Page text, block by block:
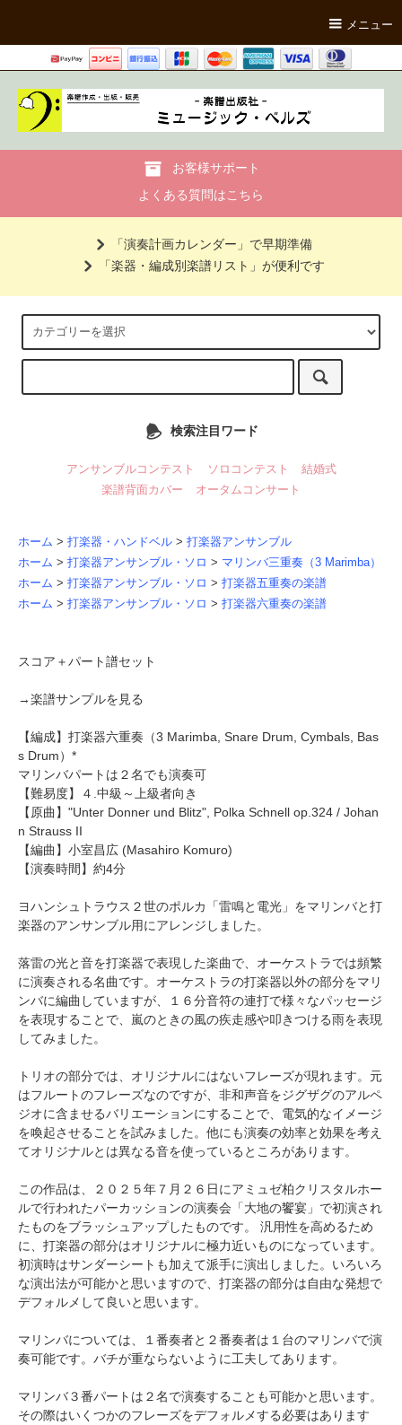
メニュー
お客様サポート
よくある質問はこちら
「演奏計画カレンダー」で早期準備
「楽器・編成別楽譜リスト」が便利です
検索注目ワード
アンサンブルコンテスト ソロコンテスト
結婚式
楽譜背面カバー
オータムコンサート
ホーム > 打楽器・ハンドベル > 打楽器アンサンブル
ホーム > 打楽器アンサンブル・ソロ > マリンバ三重奏（3 Marimba）
ホーム > 打楽器アンサンブル・ソロ > 打楽器五重奏の楽譜
ホーム > 打楽器アンサンブル・ソロ > 打楽器六重奏の楽譜
スコア＋パート譜セット
→楽譜サンプルを見る
【編成】 打楽器六重奏 （3 Marimba, Snare Drum, Cymbals, Bas
s Drum）*
マリンバパートは２名でも演奏可
【難易度】４.中級～上級者向き
【原曲】 "Unter Donner und Blitz", Polka Schnell op.324 / Johan
n Strauss II
【編曲】 小室昌広 (Masahiro Komuro)
【演奏時間】約4分
ヨハンシュトラウス２世のポルカ「雷鳴と電光」をマリンバと打
楽器のアンサンブル用にアレンジしました。
落雷の光と音を打楽器で表現した楽曲で、オーケストラでは頻繁
に演奏される名曲です。オーケストラの打楽器以外の部分をマリ
ンバに編曲していますが、１６分音符の連打で様々なパッセージ
を表現することで、嵐のときの風の疾走感や叩きつける雨を表現
してみました。
トリオの部分では、オリジナルにはないフレーズが現れます。元
はフルートのフレーズなのですが、非和声音をジグザグのアルペ
ジオに含ませるバリエーションにすることで、電気的なイメージ
を喚起させることを試みました。他にも演奏の効率と効果を考え
てオリジナルとは異なる音を使っているところがあります。
この作品は、２０２５年７月２６日にアミュゼ柏クリスタルホー
ルで行われたパーカッションの演奏会「大地の饗宴」で初演され
たものをブラッシュアップしたものです。 汎用性を高めるため
に、打楽器の部分はオリジナルに極力近いものになっています。
初演時はサンダーシートも加えて派手に演出しました。いろいろ
な演出法が可能かと思いますので、打楽器の部分は自由な発想で
デフォルメして良いと思います。
マリンバについては、１番奏者と２番奏者は１台のマリンバで演
奏可能です。バチが重ならないように工夫してあります。
マリンバ３番パートは２名で演奏することも可能かと思います。
その際はいくつかのフレーズをデフォルメする必要はあります